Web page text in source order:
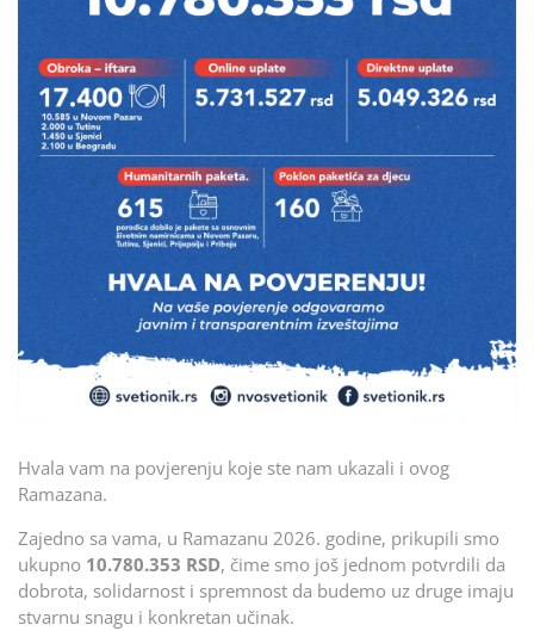
Hvala vam na povjerenju koje ste nam ukazali i ovog
Ramazana.
Zajedno sa vama, u Ramazanu 2026. godine, prikupili smo
ukupno 10.780.353 RSD, čime smo još jednom potvrdili da
dobrota, solidarnost i spremnost da budemo uz druge imaju
stvarnu snagu i konkretan učinak.